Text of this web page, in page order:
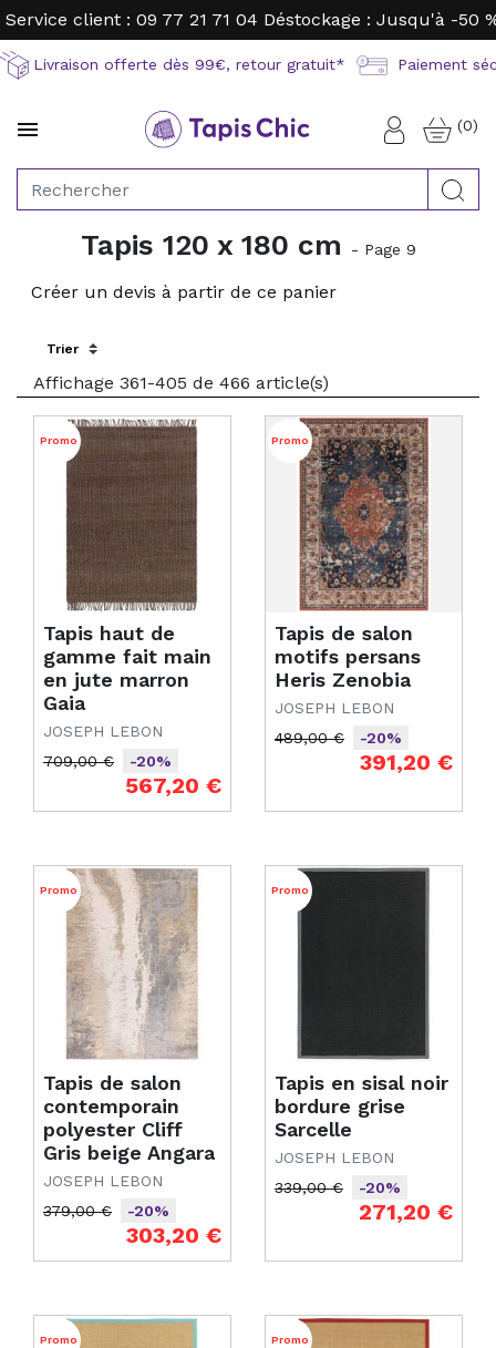
Service client : 09 77 21 71 04 Déstockage : Jusqu'à -50
Livraison offerte dès 99€, retour gratuit* Paiement
 Connexion
(0)
Tapis 120 x 180 cm - Page 9
Créer un devis à partir de ce panier
Sort by:
Affichage 361-405 de 466 article(s)
Tapis haut de
gamme fait main
en jute marron
Gaia
JOSEPH LEBON
Prix de base
709,00 €
-20%
567,20 €
Promo
Tapis de salon
motifs persans
Heris Zenobia
JOSEPH LEBON
Prix de base
489,00 €
-20%
391,20 €
Promo
Tapis de salon
contemporain
polyester Cliff
Gris beige Angara
JOSEPH LEBON
Prix de base
379,00 €
-20%
303,20 €
Promo
Tapis en sisal noir
bordure grise
Sarcelle
JOSEPH LEBON
Prix de base
339,00 €
-20%
271,20 €
Promo
Promo Promo